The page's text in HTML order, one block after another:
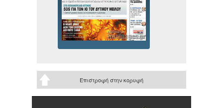
Επιστροφή στην κορυφή